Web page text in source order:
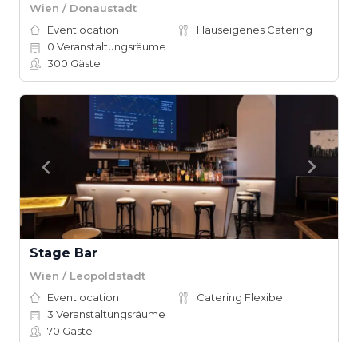
Wien / Donaustadt
Eventlocation
Hauseigenes Catering
0 Veranstaltungsräume
300 Gäste
Stage Bar
Wien / Leopoldstadt
Eventlocation
Catering Flexibel
3 Veranstaltungsräume
70 Gäste